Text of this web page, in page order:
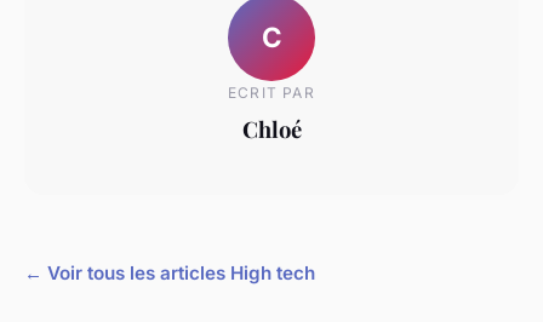
C
ECRIT PAR
Chloé
← Voir tous les articles High tech